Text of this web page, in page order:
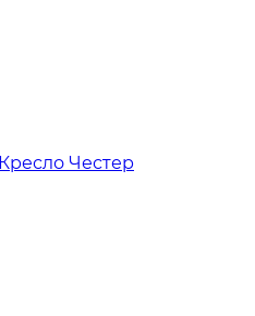
Кресло Честер